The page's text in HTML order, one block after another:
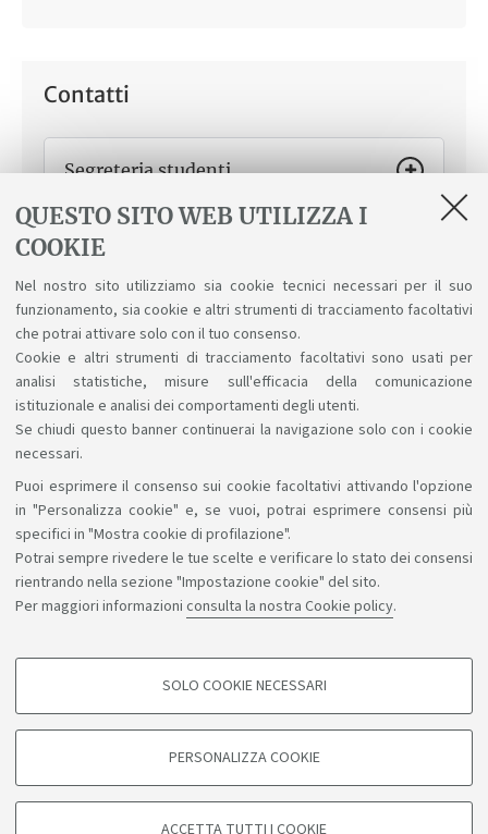
QUESTO SITO WEB UTILIZZA I
COOKIE
Nel nostro sito utilizziamo sia cookie tecnici necessari per il suo
funzionamento, sia cookie e altri strumenti di tracciamento facoltativi
che potrai attivare solo con il tuo consenso.
Cookie e altri strumenti di tracciamento facoltativi sono usati per
analisi statistiche, misure sull'efficacia della comunicazione
istituzionale e analisi dei comportamenti degli utenti.
Se chiudi questo banner continuerai la navigazione solo con i cookie
necessari.
Puoi esprimere il consenso sui cookie facoltativi attivando l'opzione
in "Personalizza cookie" e, se vuoi, potrai esprimere consensi più
specifici in "Mostra cookie di profilazione".
Potrai sempre rivedere le tue scelte e verificare lo stato dei consensi
rientrando nella sezione "Impostazione cookie" del sito.
Per maggiori informazioni consulta la nostra Cookie policy.
COOKIE DI PROFILAZIONE - FACOLTATIVI
degli utenti, creare profili in base al loro comportamento sul sito, per analisi
di marketing.
SOLO COOKIE NECESSARI
PERSONALIZZA COOKIE
ACCETTA TUTTI I COOKIE
Contatti
Segreteria studenti
Come ti può aiutareIscrizioni, cambi di corso,
trasferimenti da e verso altri atenei, laurea, diploma
supplement e altre procedure. Usa lo Sportello
virtuale per contattarci.
Sosteniamo il diritto alla conoscenza
Seguici su:
CF: 80007010376
Note legali Informazioni sul sito e accessibilità